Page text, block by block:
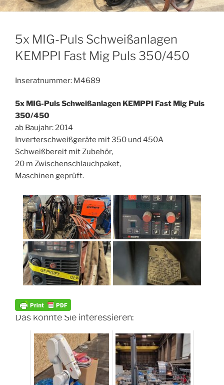
5x MIG-Puls Schweißanlagen
KEMPPI Fast Mig Puls 350/450
Inseratnummer: M4689
5x MIG-Puls Schweißanlagen KEMPPI Fast Mig Puls
350/450
ab Baujahr: 2014
Inverterschweißgeräte mit 350 und 450A
Schweißbereit mit Zubehör,
20 m Zwischenschlauchpaket,
Maschinen geprüft.
Das könnte Sie interessieren: